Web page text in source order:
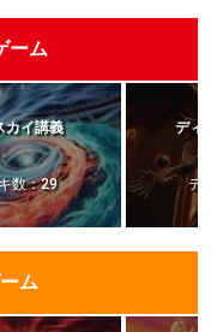
ーム
カイ講義
数：29
ディ
デ
ム